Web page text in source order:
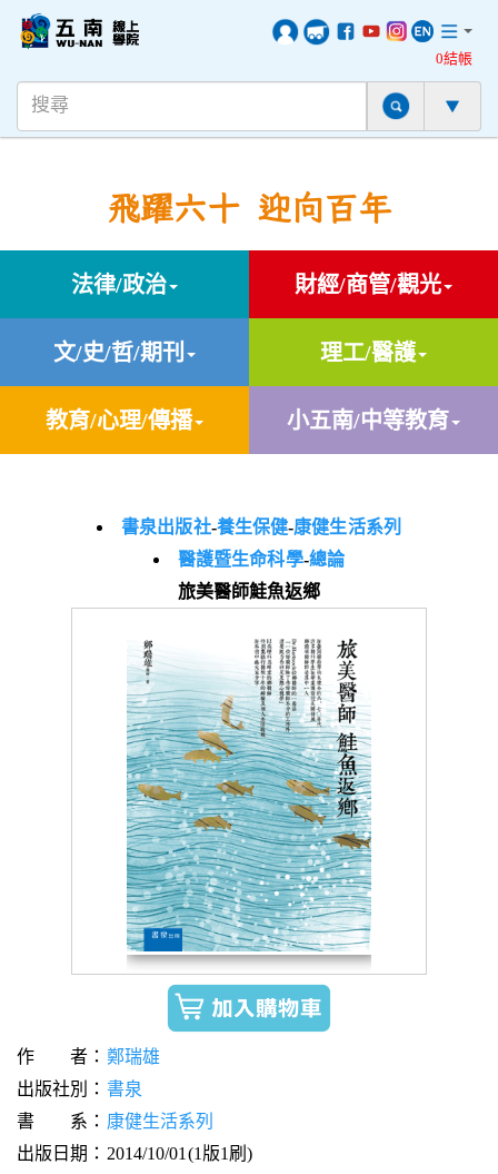
0結帳
飛躍六十 迎向百年
法律/政治 財經/商管/觀光
文/史/哲/期刊 理工/醫護
教育/心理/傳播 小五南/中等教育
書泉出版社-養生保健-康健生活系列
醫護暨生命科學-總論
旅美醫師鮭魚返鄉
作 者： 鄭瑞雄
出版社別： 書泉
書 系： 康健生活系列
出版日期：2014/10/01(1版1刷)